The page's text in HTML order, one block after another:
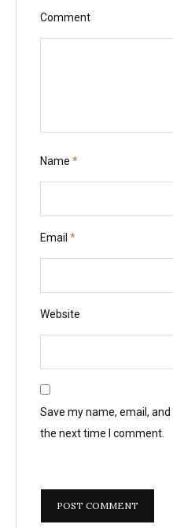
Comment
Name *
Email *
Website
Save my name, email,
the next time I comment.